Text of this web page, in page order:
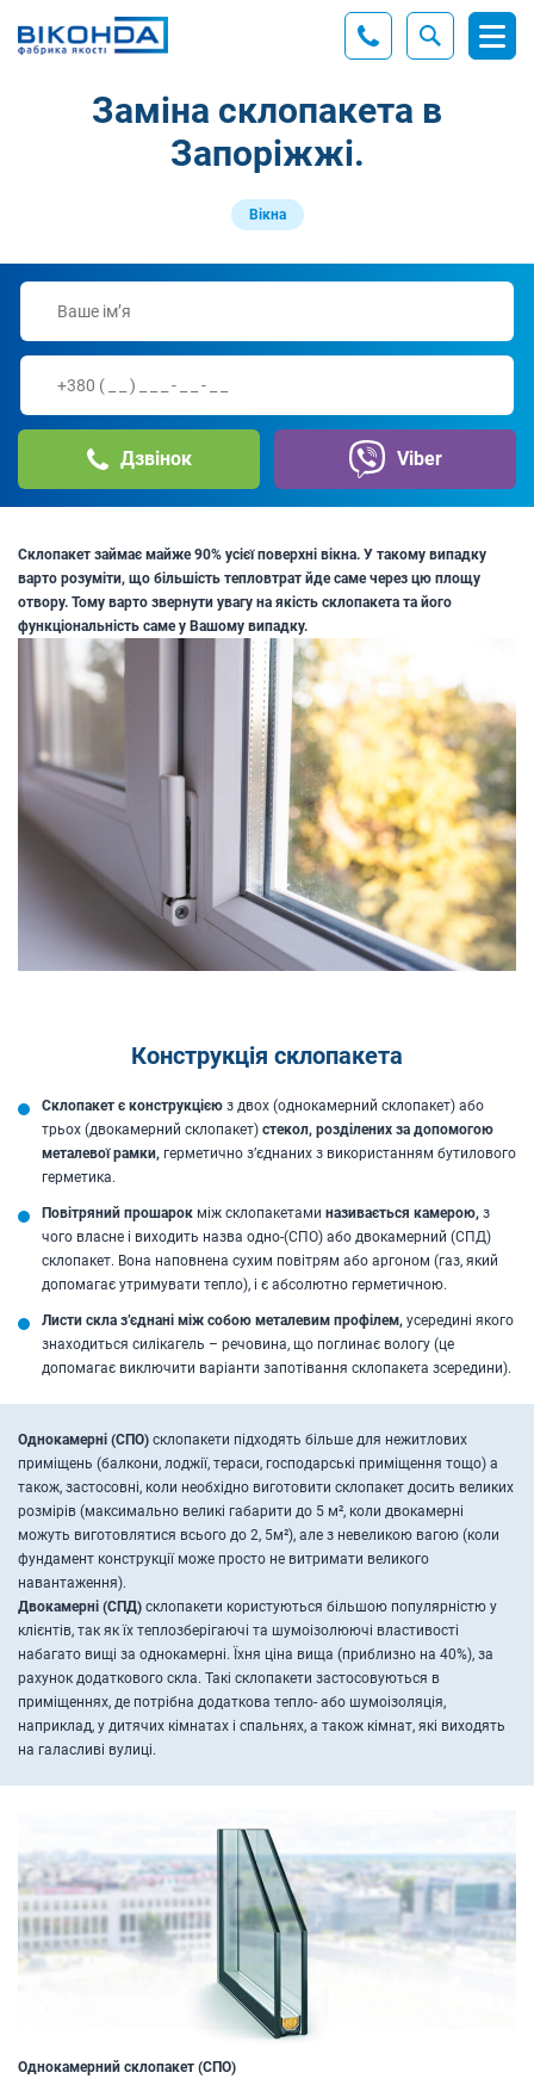
Заміна склопакета в
Запоріжжі.
Вікна
Дзвінок Viber
Склопакет займає майже 90% усієї поверхні вікна. У такому випадку
варто розуміти, що більшість тепловтрат йде саме через цю площу
отвору. Тому варто звернути увагу на якість склопакета та його
функціональність саме у Вашому випадку.
Конструкція склопакета
Склопакет є конструкцією з двох (однокамерний склопакет) або
трьох (двокамерний склопакет) стекол, розділених за допомогою
металевої рамки, герметично з’єднаних з використанням бутилового
герметика.
Повітряний прошарок між склопакетами називається камерою, з
чого власне і виходить назва одно-(СПО) або двокамерний (СПД)
склопакет. Вона наповнена сухим повітрям або аргоном (газ, який
допомагає утримувати тепло), і є абсолютно герметичною.
Листи скла з’єднані між собою металевим профілем, усередині якого
знаходиться силікагель – речовина, що поглинає вологу (це
допомагає виключити варіанти запотівання склопакета зсередини).
Однокамерні (СПО) склопакети підходять більше для нежитлових
приміщень (балкони, лоджії, тераси, господарські приміщення тощо) а
також, застосовні, коли необхідно виготовити склопакет досить великих
розмірів (максимально великі габарити до 5 м², коли двокамерні
можуть виготовлятися всього до 2, 5м²), але з невеликою вагою (коли
фундамент конструкції може просто не витримати великого
навантаження).
Двокамерні (СПД) склопакети користуються більшою популярністю у
клієнтів, так як їх теплозберігаючі та шумоізолюючі властивості
набагато вищі за однокамерні. Їхня ціна вища (приблизно на 40%), за
рахунок додаткового скла. Такі склопакети застосовуються в
приміщеннях, де потрібна додаткова тепло- або шумоізоляція,
наприклад, у дитячих кімнатах і спальнях, а також кімнат, які виходять
на галасливі вулиці.
Однокамерний склопакет (СПО)